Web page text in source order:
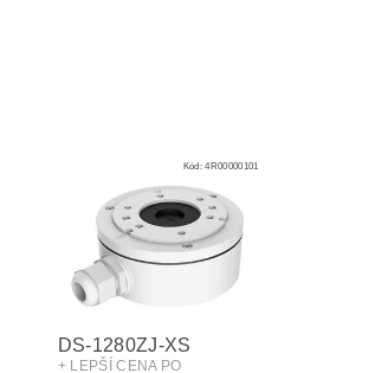
Kód:4R00000101
DS-1280ZJ-XS
+ LEPŠÍ CENA PO